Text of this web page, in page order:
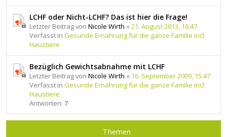
LCHF oder Nicht-LCHF? Das ist hier die Frage!
Letzter Beitrag von Nicole Wirth « 21. August 2013, 16:47
Verfasst in Gesunde Ernährung für die ganze Familie incl.
Haustiere
Bezüglich Gewichtsabnahme mit LCHF
Letzter Beitrag von Nicole Wirth « 16. September 2009, 15:47
Verfasst in Gesunde Ernährung für die ganze Familie incl.
Haustiere
Antworten: 7
Themen